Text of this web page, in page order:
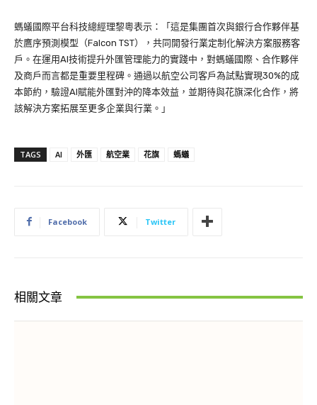
螞蟻國際平台科技總經理黎粵表示：「這是集團首次與銀行合作夥伴基
於鷹序預測模型（Falcon TST），共同開發行業定制化解決方案服務客
戶。在運用AI技術提升外匯管理能力的實踐中，對螞蟻國際、合作夥伴
及商戶而言都是重要里程碑。通過以航空公司客戶為試點實現30%的成
本節約，驗證AI賦能外匯對沖的降本效益，並期待與花旗深化合作，將
該解決方案拓展至更多企業與行業。」
TAGS AI 外匯 航空業 花旗 螞蟻
Facebook Twitter
相關文章